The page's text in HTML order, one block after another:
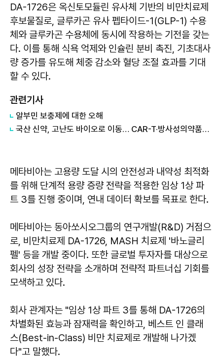
DA-1726은 옥신토모듈린 유사체 기반의 비만치료제
후보물질로, 글루카곤 유사 펩타이드-1(GLP-1) 수용
체와 글루카곤 수용체에 동시에 작용하는 기전을 갖는
다. 이를 통해 식욕 억제와 인슐린 분비 촉진, 기초대사
량 증가를 유도해 체중 감소와 혈당 조절 효과를 기대
할 수 있다.
관련기사
알부민 보충제에 대한 오해
국산 신약, 고난도 바이오로 이동… CAR-T·방사성의약품까지 확대
메타비아는 고용량 도달 시의 안전성과 내약성 최적화
를 위해 단계적 용량 증량 전략을 적용한 임상 1상 파
트 3를 진행 중이며, 연내 데이터 확보를 목표로 한다.
메타비아는 동아쏘시오그룹의 연구개발(R&D) 거점으
로, 비만치료제 DA-1726, MASH 치료제 '바노글리
펠' 등을 개발 중이다. 또한 글로벌 투자자를 대상으로
회사의 성장 전략을 소개하며 전략적 파트너십 기회를
모색하고 있다.
회사 관계자는 "임상 1상 파트 3를 통해 DA-1726의
차별화된 효능과 잠재력을 확인하고, 베스트 인 클래
스(Best-in-Class) 비만 치료제로 개발해 나가겠
다"고 말했다.